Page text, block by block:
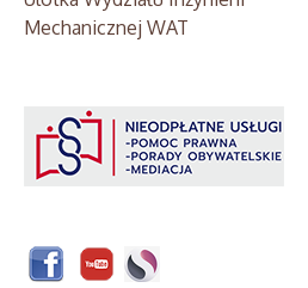
Mechanicznej WAT